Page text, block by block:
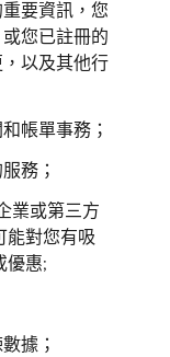
要資訊，您
您已註冊的
以及其他行
帳單事務；
務；
業或第三方
能對您有吸
優惠;
據；